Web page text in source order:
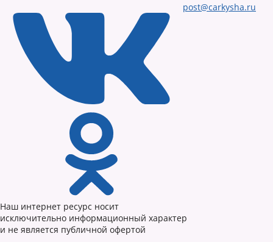
post@carkysha.ru
Наш интернет ресурс носит
исключительно информационный характер
и не является публичной офертой